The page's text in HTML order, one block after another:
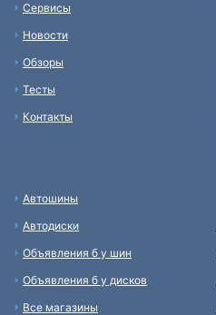
Сервисы
Новости
Обзоры
Тесты
Контакты
Автошины
Автодиски
Объявления б у шин
Объявления б у дисков
Все магазины